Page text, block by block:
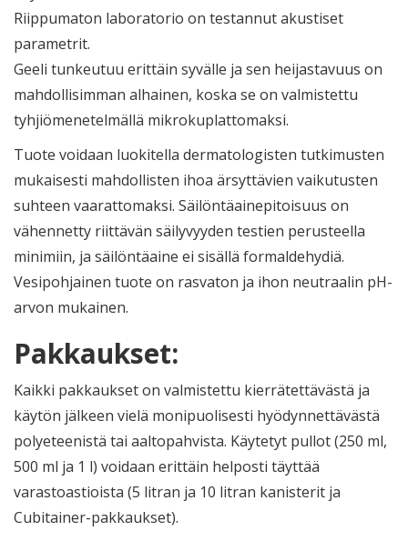
Riippumaton laboratorio on testannut akustiset
parametrit.
Geeli tunkeutuu erittäin syvälle ja sen heijastavuus on
mahdollisimman alhainen, koska se on valmistettu
tyhjiömenetelmällä mikrokuplattomaksi.
Tuote voidaan luokitella dermatologisten tutkimusten
mukaisesti mahdollisten ihoa ärsyttävien vaikutusten
suhteen vaarattomaksi. Säilöntäainepitoisuus on
vähennetty riittävän säilyvyyden testien perusteella
minimiin, ja säilöntäaine ei sisällä formaldehydiä.
Vesipohjainen tuote on rasvaton ja ihon neutraalin pH-
arvon mukainen.
Pakkaukset:
Kaikki pakkaukset on valmistettu kierrätettävästä ja
käytön jälkeen vielä monipuolisesti hyödynnettävästä
polyeteenistä tai aaltopahvista. Käytetyt pullot (250 ml,
500 ml ja 1 l) voidaan erittäin helposti täyttää
varastoastioista (5 litran ja 10 litran kanisterit ja
Cubitainer-pakkaukset).